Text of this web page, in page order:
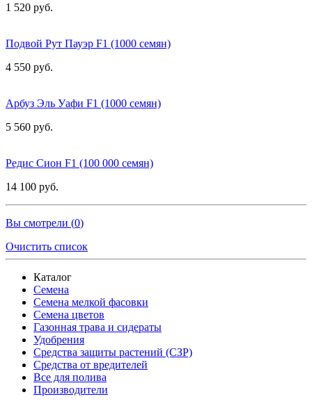
1 520 руб.
Подвой Рут Пауэр F1 (1000 семян)
4 550 руб.
Арбуз Эль Уафи F1 (1000 семян)
5 560 руб.
Редис Сион F1 (100 000 семян)
14 100 руб.
Вы смотрели (0)
Очистить список
Каталог
Семена
Семена мелкой фасовки
Семена цветов
Газонная трава и сидераты
Удобрения
Средства защиты растений (СЗР)
Средства от вредителей
Все для полива
Производители